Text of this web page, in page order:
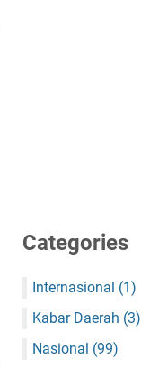
Categories
Internasional (1)
Kabar Daerah (3)
Nasional (99)